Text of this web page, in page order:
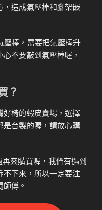
，造成氣壓棒和腳架嵌
壓棒，需要把氣壓棒升
不要敲到氣壓棒喔，
？
椅的蝦皮賣場，選擇
是台製的喔，請放心購
來購買喔，我們有遇到
下來，所以一定要注
傅。